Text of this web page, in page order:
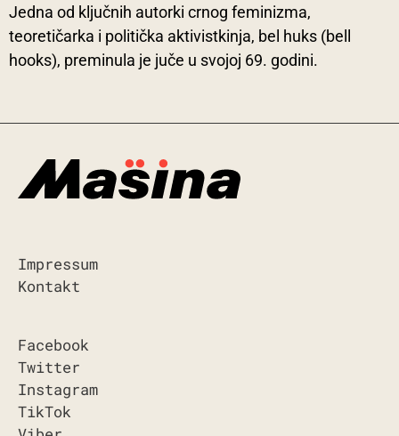
Jedna od ključnih autorki crnog feminizma,
teoretičarka i politička aktivistkinja, bel huks (bell
hooks), preminula je juče u svojoj 69. godini.
Impressum
Kontakt
Facebook
Twitter
Instagram
TikTok